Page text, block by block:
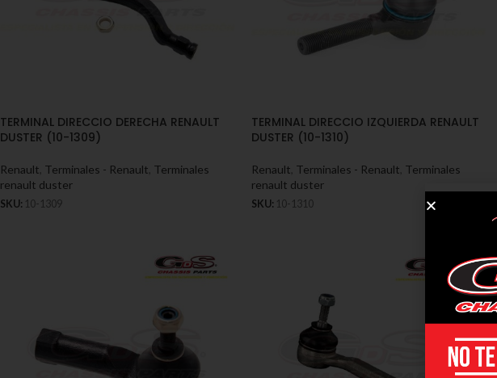
TERMINAL DIRECCIO DERECHA RENAULT
DUSTER (10-1309)
Renault Terminales - Renault Terminales
renault duster
SKU: 10-1309
TERMINAL DIRECCIO IZQUIERDA RENAULT
DUSTER (10-1310)
Renault Terminales - Renault Terminales
renault duster
SKU: 10-1310